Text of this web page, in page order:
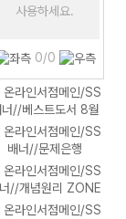
사용하세요.
0/0